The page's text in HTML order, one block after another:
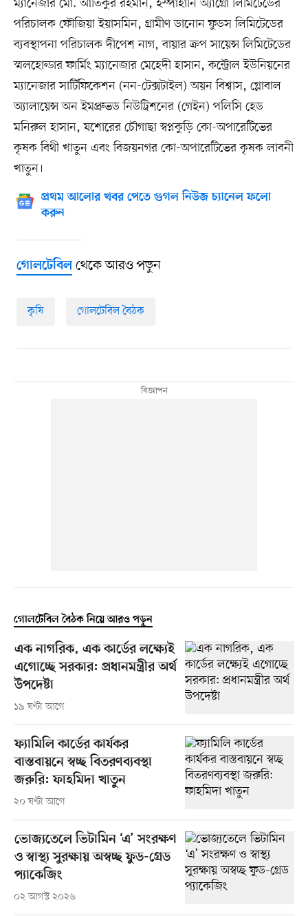
ম্যানেজার মো. আতিকুর রহমান, ইস্পাহানি অ্যাগ্রো লিমিটেডের
পরিচালক ফৌজিয়া ইয়াসমিন, গ্রামীণ ডানোন ফুডস লিমিটেডের
ব্যবস্থাপনা পরিচালক দীপেশ নাগ, বায়ার ক্রপ সায়েন্স লিমিটেডের
স্মলহোল্ডার ফার্মিং ম্যানেজার মেহেদী হাসান, কন্ট্রোল ইউনিয়নের
ম্যানেজার সার্টিফিকেশন (নন-টেক্সটাইল) অয়ন বিশ্বাস, গ্লোবাল
অ্যালায়েন্স অন ইমপ্রুভড নিউট্রিশনের (গেইন) পলিসি হেড
মনিরুল হাসান, যশোরের চৌগাছা স্বপ্নকুড়ি কো-অপারেটিভের
কৃষক বিথী খাতুন এবং বিজয়নগর কো-অপারেটিভের কৃষক লাবনী
খাতুন।
প্রথম আলোর খবর পেতে গুগল নিউজ চ্যানেল ফলো
করুন
গোলটেবিলথেকে আরও পড়ুন
কৃষি গোলটেবিল বৈঠক
গোলটেবিল বৈঠক নিয়ে আরও পড়ুন
এক নাগরিক, এক কার্ডের লক্ষ্যেই
এগোচ্ছে সরকার: প্রধানমন্ত্রীর অর্থ
উপদেষ্টা
১৯ ঘণ্টা আগে
ফ্যামিলি কার্ডের কার্যকর
বাস্তবায়নে স্বচ্ছ বিতরণব্যবস্থা
জরুরি: ফাহমিদা খাতুন
২০ ঘণ্টা আগে
ভোজ্যতেলে ভিটামিন ‘এ’ সংরক্ষণ
ও স্বাস্থ্য সুরক্ষায় অস্বচ্ছ ফুড-গ্রেড
প্যাকেজিং
০২ আগস্ট ২০২৬